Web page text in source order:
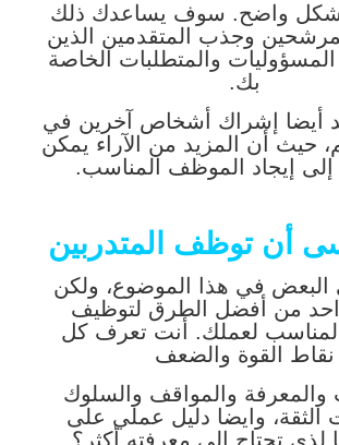
بشكل واضح. سوف يساعدك ذلك
وجذب المتقدمين الذين
والمتطلبات الخاصة
بك.
أيضا إشراك أشخاص آخرين في
حيث أن المزيد من الآراء يمكن
إلى إيجاد الموظف المناسب.
أن توظف المتدربين
البعض في هذا الموضوع، ولكن
من أفضل الطرق لتوظيف
لعملك. أنت تعرف كل
نقاط القوة والضعف
والمعرفة والمواقف والسلوك
الثقة، وايضا دليل عملي على
لذي تحتاج إلى معرفته أكثر؟